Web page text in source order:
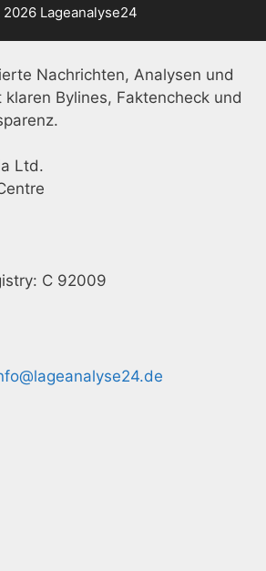
Lageanalyse24
Nachrichten, Analysen und
Bylines, Faktencheck und
Ltd.
C 92009